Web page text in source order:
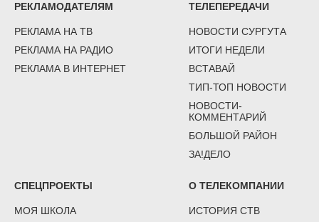
РЕКЛАМОДАТЕЛЯМ
РЕКЛАМА НА ТВ
РЕКЛАМА НА РАДИО
РЕКЛАМА В ИНТЕРНЕТ
ТЕЛЕПЕРЕДАЧИ
НОВОСТИ СУРГУТА
ИТОГИ НЕДЕЛИ
ВСТАВАЙ
ТИП-ТОП НОВОСТИ
НОВОСТИ-
КОММЕНТАРИЙ
БОЛЬШОЙ РАЙОН
ЗА!ДЕЛО
СПЕЦПРОЕКТЫ
МОЯ ШКОЛА
О ТЕЛЕКОМПАНИИ
ИСТОРИЯ СТВ